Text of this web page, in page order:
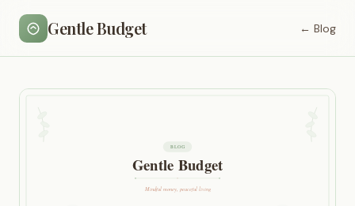
Gentle Budget ← Blog